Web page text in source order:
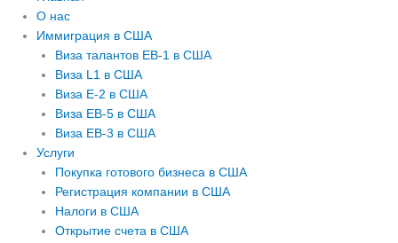
О нас
Иммиграция в США
Виза талантов EB-1 в США
Виза L1 в США
Виза E-2 в США
Виза EB-5 в США
Виза EB-3 в США
Услуги
Покупка готового бизнеса в США
Регистрация компании в США
Налоги в США
Открытие счета в США